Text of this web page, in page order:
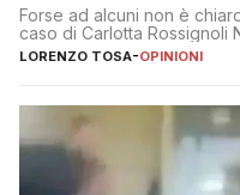
Forse ad alcuni non è
caso di Carlotta Rossignoli
LORENZO TOSA-OPINIONI